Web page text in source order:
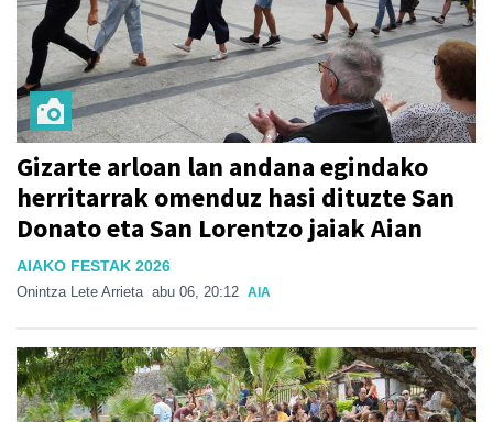
Gizarte arloan lan andana egindako
herritarrak omenduz hasi dituzte San
Donato eta San Lorentzo jaiak Aian
AIAKO FESTAK 2026
Onintza Lete Arrieta abu 06, 20:12 AIA